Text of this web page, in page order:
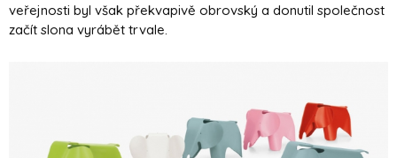
veřejnosti byl však překvapivě obrovský a donutil společnost
začít slona vyrábět trvale.